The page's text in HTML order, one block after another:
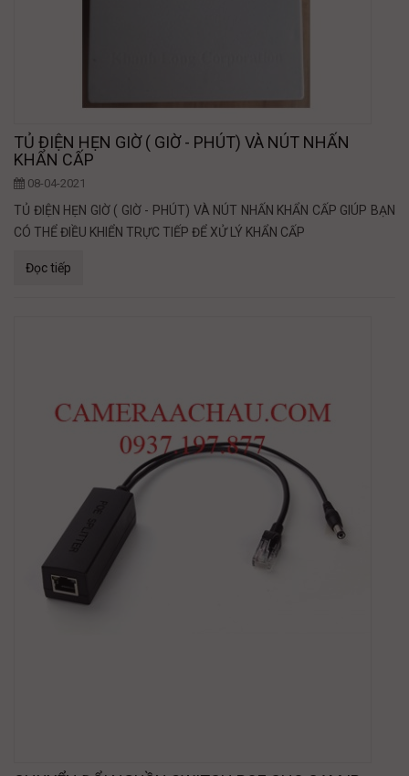
TỦ ĐIỆN HẸN GIỜ ( GIỜ - PHÚT) VÀ NÚT NHẤN
KHẨN CẤP
08-04-2021
TỦ ĐIỆN HẸN GIỜ ( GIỜ - PHÚT) VÀ NÚT NHẤN KHẨN CẤP GIÚP BẠN
CÓ THỂ ĐIỀU KHIỂN TRỰC TIẾP ĐỂ XỬ LÝ KHẨN CẤP
Đọc tiếp